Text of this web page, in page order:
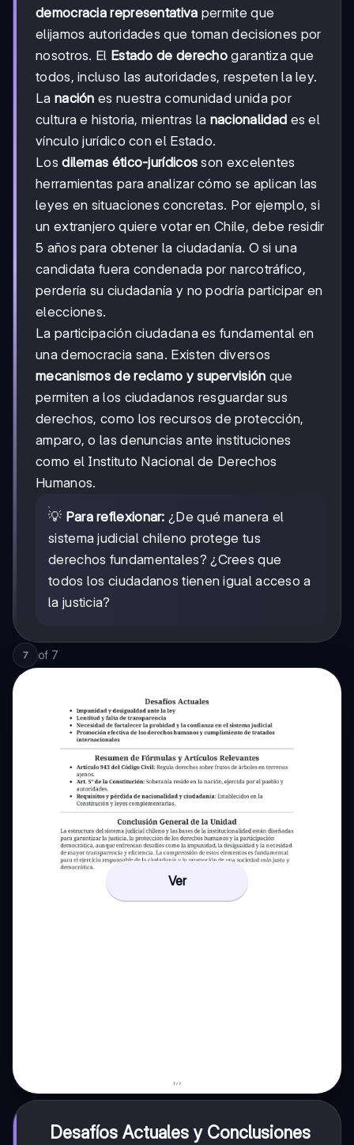
democracia representativa permite que
elijamos autoridades que toman decisiones por
nosotros. El Estado de derecho garantiza que
todos, incluso las autoridades, respeten la ley.
La nación es nuestra comunidad unida por
cultura e historia, mientras la nacionalidad es el
vínculo jurídico con el Estado.
Losdilemas ético-jurídicos son excelentes
herramientas para analizar cómo se aplican las
leyes en situaciones concretas. Por ejemplo, si
un extranjero quiere votar en Chile, debe residir
5 años para obtener la ciudadanía. O si una
candidata fuera condenada por narcotráfico,
perdería su ciudadanía y no podría participar en
elecciones.
La participación ciudadana es fundamental en
una democracia sana. Existen diversos
mecanismos de reclamo y supervisión que
permiten a los ciudadanos resguardar sus
derechos, como los recursos de protección,
amparo, o las denuncias ante instituciones
como el Instituto Nacional de Derechos
Humanos.
💡 Para reflexionar: ¿De qué manera el
sistema judicial chileno protege tus
derechos fundamentales? ¿Crees que
todos los ciudadanos tienen igual acceso a
la justicia?
7 of 7
Ver
Desafíos Actuales y Conclusiones